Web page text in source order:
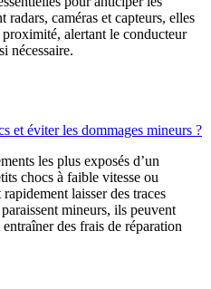
caméras et capteurs, elles
alertant le conducteur
nécessaire.
et éviter les dommages mineurs ?
les plus exposés d’un
chocs à faible vitesse ou
laisser des traces
mineurs, ils peuvent
des frais de réparation